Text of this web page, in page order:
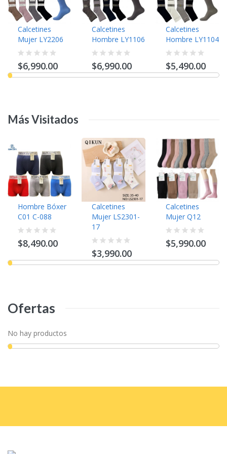
Calcetines
Mujer LY2206
$6,990.00
Calcetines
Hombre LY1106
$6,990.00
Calcetines
Hombre LY1104
$5,490.00
MásVisitados
Hombre Bóxer
C01 C-088
$8,490.00
Calcetines
Mujer LS2301-
17
$3,990.00
Calcetines
Mujer Q12
$5,990.00
Ofertas
No hay productos